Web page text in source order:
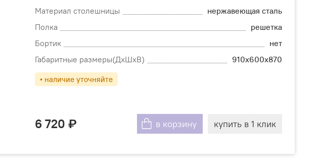
Материал столешницы
нержавеющая сталь
Полка
решетка
Бортик
нет
Габаритные размеры(ДхШхВ)
910х600х870
• наличие уточняйте
6 720 в корзину купить в 1 клик